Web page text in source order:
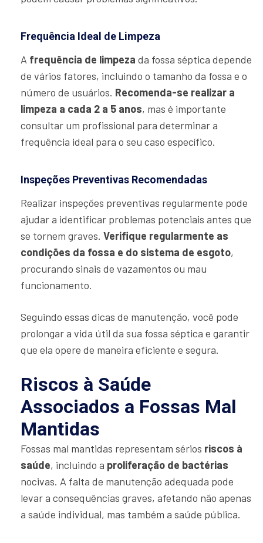
Frequência Ideal de Limpeza
A frequência de limpeza da fossa séptica depende
de vários fatores, incluindo o tamanho da fossa e o
número de usuários. Recomenda-se realizar a
limpeza a cada 2 a 5 anos, mas é importante
consultar um profissional para determinar a
frequência ideal para o seu caso específico.
Inspeções Preventivas Recomendadas
Realizar inspeções preventivas regularmente pode
ajudar a identificar problemas potenciais antes que
se tornem graves. Verifique regularmente as
condições da fossa e do sistema de esgoto,
procurando sinais de vazamentos ou mau
funcionamento.
Seguindo essas dicas de manutenção, você pode
prolongar a vida útil da sua fossa séptica e garantir
que ela opere de maneira eficiente e segura.
Riscos à Saúde
Associados a Fossas Mal
Mantidas
Fossas mal mantidas representam sérios riscos à
saúde, incluindo a proliferação de bactérias
nocivas. A falta de manutenção adequada pode
levar a consequências graves, afetando não apenas
a saúde individual, mas também a saúde pública.